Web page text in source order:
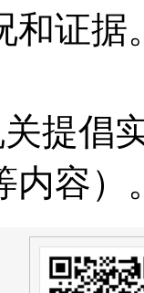
和证
提倡
内容）